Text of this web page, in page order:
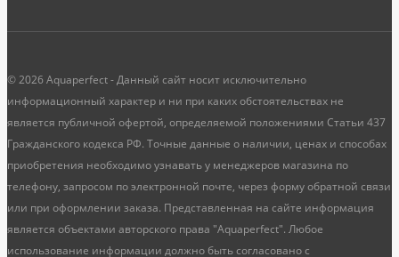
© 2026 Aquaperfect - Данный сайт носит исключительно
информационный характер и ни при каких обстоятельствах не
является публичной офертой, определяемой положениями Статьи 437
Гражданского кодекса РФ. Точные данные о наличии, ценах и способах
приобретения необходимо узнавать у менеджеров магазина по
телефону, запросом по электронной почте, через форму обратной связи
или при оформлении заказа. Представленная на сайте информация
является объектами авторского права "Aquaperfect". Любое
использование информации должно быть согласовано с